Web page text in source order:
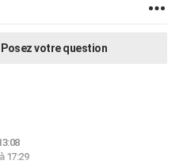
Posez votre question
17:29